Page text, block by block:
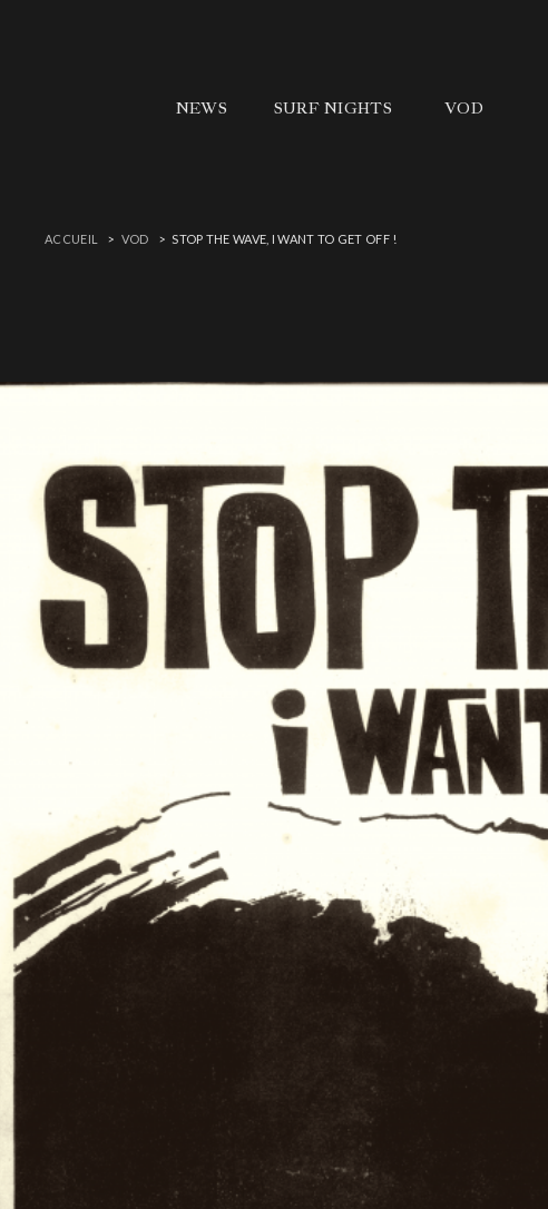
NEWS SURF NIGHTS VOD
ACCUEIL VOD STOP THE WAVE, I WANT TO GET OFF !